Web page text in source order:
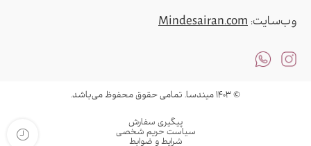
وب‌سایت: Mindesairan.com
© ۱۴۰۳ میندسا. تمامی حقوق محفوظ می‌باشد.
پیگیری سفارش
سیاست حریم شخصی
شرایط و ضوابط